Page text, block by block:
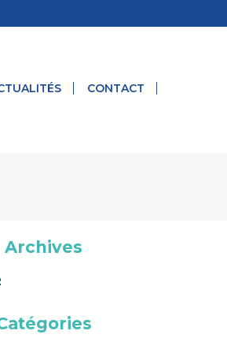
CONTACT
Archives